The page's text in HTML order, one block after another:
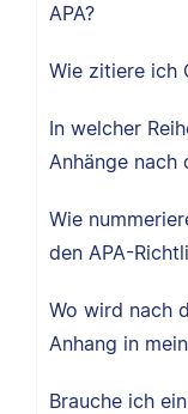
APA?
Wie zitiere ich
In welcher
Anhänge nach
Wie
den APA-
Wo wird nach
Anhang in
Brauche ich